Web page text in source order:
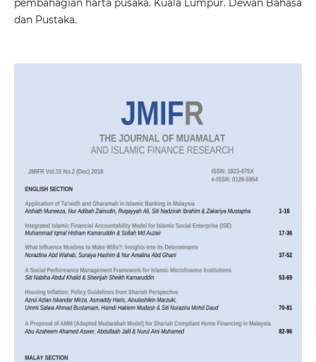
pembahagian harta pusaka. Kuala Lumpur. Dewan Bahasa
dan Pustaka.